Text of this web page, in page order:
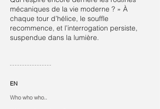
mécaniques de la vie moderne ? » À
chaque tour d’hélice, le souffle
recommence, et l’interrogation persiste,
suspendue dans la lumière.
EN
Who who who..